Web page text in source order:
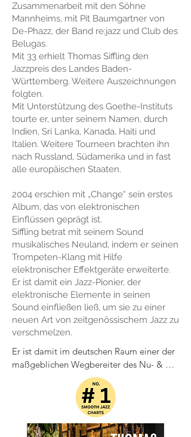
Zusammenarbeit mit den Söhne
Mannheims, mit Pit Baumgartner von
De-Phazz, der Band re:jazz und Club des
Belugas.
Mit 33 erhielt Thomas Siffling den
Jazzpreis des Landes Baden-
Württemberg. Weitere Auszeichnungen
folgten.
Mit Unterstützung des Goethe-Instituts
tourte er, unter seinem Namen, durch
Indien, Sri Lanka, Kanada, Haiti und
Italien. Weitere Tourneen brachten ihn
nach Russland, Südamerika und in fast
alle europäischen Staaten.
2004 erschien mit „Change“ sein erstes
Album, das von elektronischen
Einflüssen geprägt ist.
Siffling betrat mit seinem Sound
musikalisches Neuland, indem er seinen
Trompeten-Klang mit Hilfe
elektronischer Effektgeräte erweiterte.
Er ist damit ein Jazz-Pionier, der
elektronische Elemente in seinen
Sound einfließen ließ, um sie zu einer
neuen Art von zeitgenössischem Jazz zu
verschmelzen.
Er ist damit im deutschen Raum einer der
maßgeblichen Wegbereiter des Nu- &
2007 veröffentlichte Thomas Siffling dann
sein erstes, erfolgreiches Konzept-Album
„Kitchen Music“. Feinster Jazz, für